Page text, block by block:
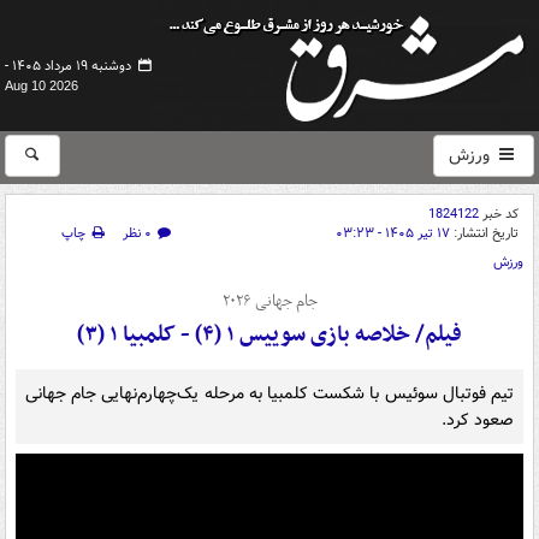
دوشنبه ۱۹ مرداد ۱۴۰۵ -
Aug 10 2026
ورزش
کد خبر1824122
تاریخ انتشار: ۱۷ تیر ۱۴۰۵ - ۰۳:۲۳ ۰ نظر
چاپ
ورزش
جام جهانی ۲۰۲۶
فیلم/ خلاصه بازی سوییس ۱ (۴) - کلمبیا ۱ (۳)
تیم فوتبال سوئیس با شکست کلمبیا به مرحله یک‌چهارم‌نهایی جام جهانی
صعود کرد.